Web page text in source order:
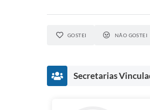
GOSTEI NÃO GOSTEI
Secretarias